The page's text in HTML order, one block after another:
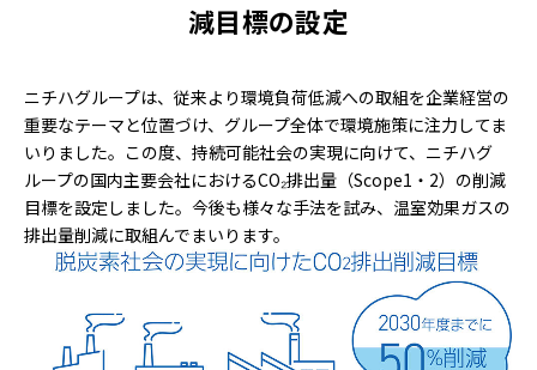
減目標の設定
ニチハグループは、従来より環境負荷低減への取組を企業経営の
重要なテーマと位置づけ、グループ全体で環境施策に注力してま
いりました。この度、持続可能社会の実現に向けて、ニチハグ
ループの国内主要会社におけるCO₂排出量（Scope1・2）の削減
目標を設定しました。今後も様々な手法を試み、温室効果ガスの
排出量削減に取組んでまいります。